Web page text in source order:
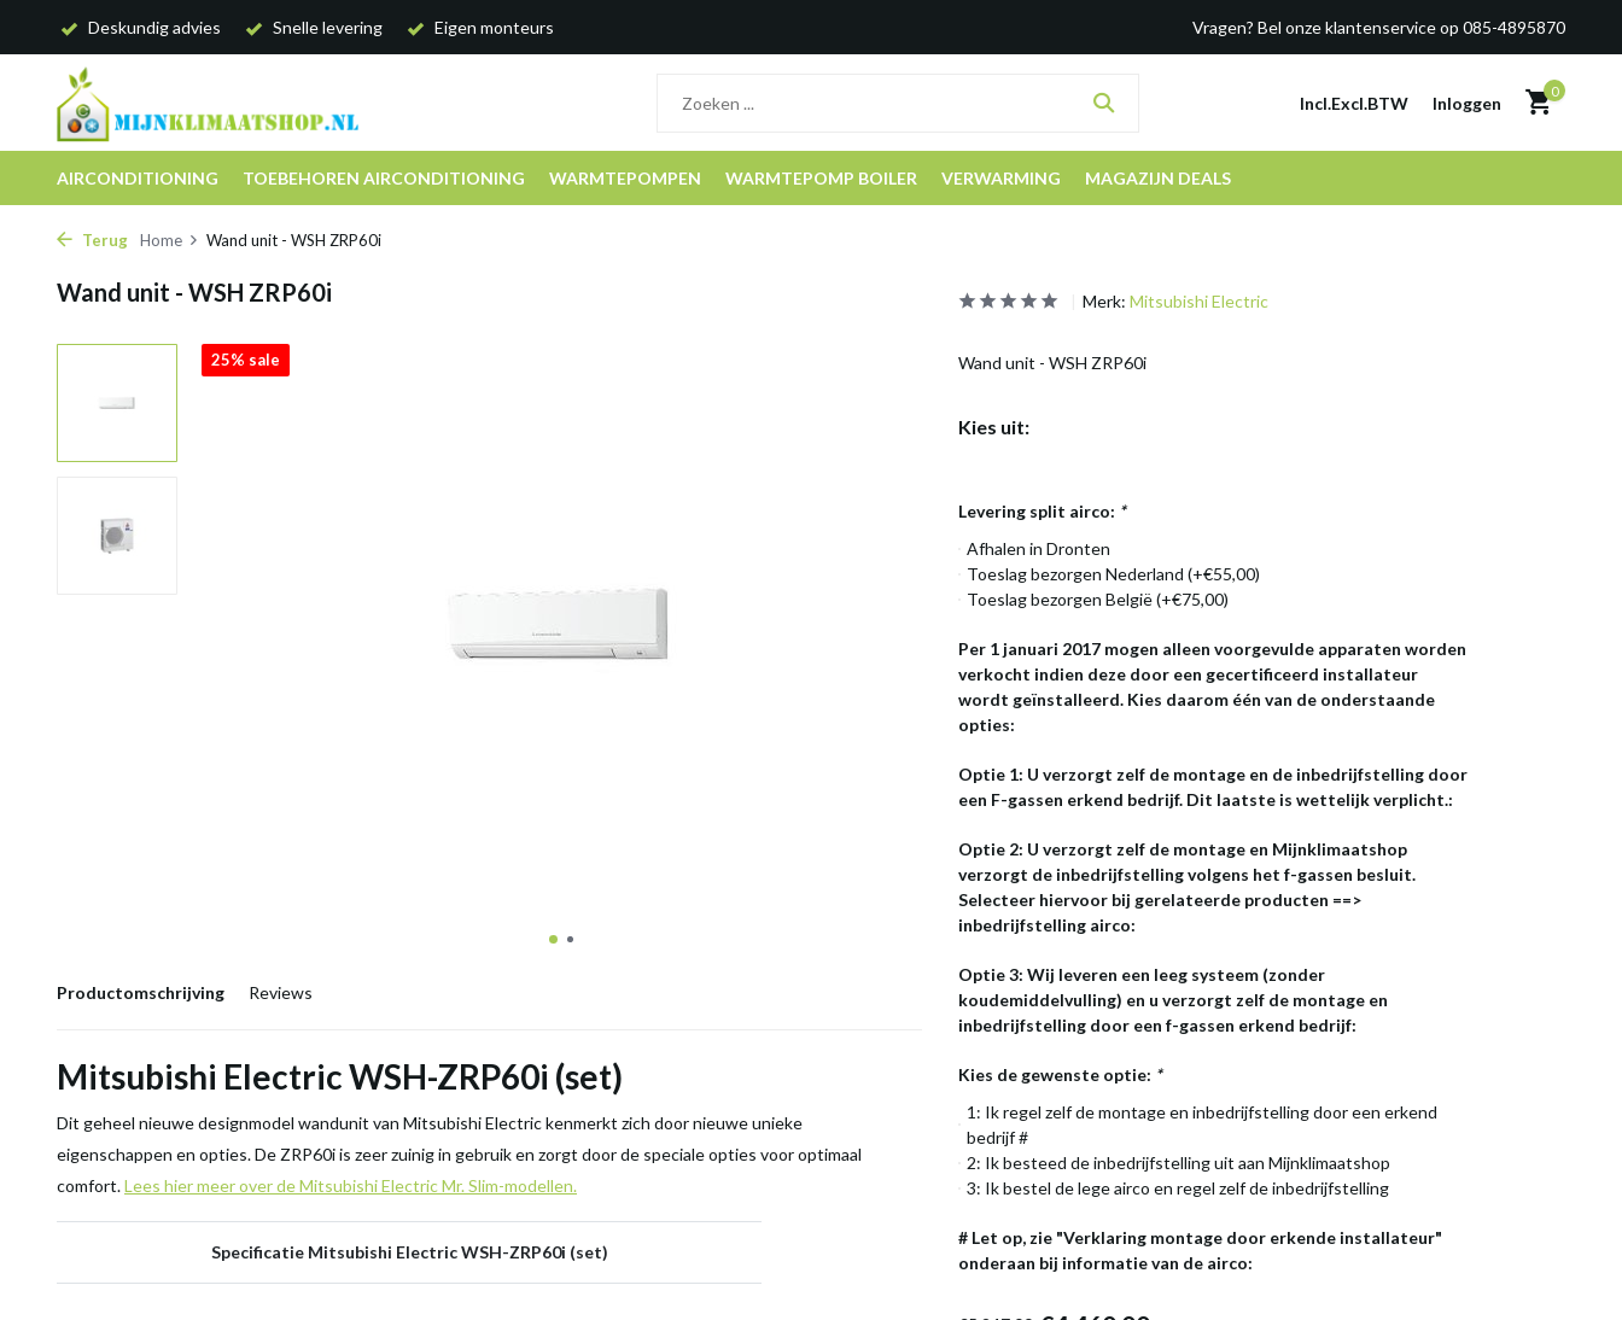
Deskundig advies Snelle levering Eigen monteurs Vragen? Bel onze klantenservice op 085-4895870
Incl.Excl.BTW Inloggen
0
AIRCONDITIONING TOEBEHOREN AIRCONDITIONING WARMTEPOMPEN WARMTEPOMP BOILER VERWARMING MAGAZIJN DEALS
Terug Home Wand unit - WSH ZRP60i
Wand unit - WSH ZRP60i
25% sale
Productomschrijving Reviews
Mitsubishi Electric WSH-ZRP60i (set)
Dit geheel nieuwe designmodel wandunit van Mitsubishi Electric kenmerkt zich door nieuwe unieke
eigenschappen en opties. De ZRP60i is zeer zuinig in gebruik en zorgt door de speciale opties voor optimaal
comfort.Lees hier meer over de Mitsubishi Electric Mr. Slim-modellen.
Specificatie Mitsubishi Electric WSH-ZRP60i (set)
Merk: Mitsubishi Electric
Wand unit - WSH ZRP60i
Kies uit:
Levering split airco: *
Afhalen in Dronten
Toeslag bezorgen Nederland (+€55,00)
Toeslag bezorgen België (+€75,00)
Per 1 januari 2017 mogen alleen voorgevulde apparaten worden
verkocht indien deze door een gecertificeerd installateur
wordt geïnstalleerd. Kies daarom één van de onderstaande
opties:
Optie 1: U verzorgt zelf de montage en de inbedrijfstelling door
een F-gassen erkend bedrijf. Dit laatste is wettelijk verplicht.:
Optie 2: U verzorgt zelf de montage en Mijnklimaatshop
verzorgt de inbedrijfstelling volgens het f-gassen besluit.
Selecteer hiervoor bij gerelateerde producten ==>
inbedrijfstelling airco:
Optie 3: Wij leveren een leeg systeem (zonder
koudemiddelvulling) en u verzorgt zelf de montage en
inbedrijfstelling door een f-gassen erkend bedrijf:
Kies de gewenste optie: *
1: Ik regel zelf de montage en inbedrijfstelling door een erkend
bedrijf #
2: Ik besteed de inbedrijfstelling uit aan Mijnklimaatshop
3: Ik bestel de lege airco en regel zelf de inbedrijfstelling
# Let op, zie "Verklaring montage door erkende installateur"
onderaan bij informatie van de airco: